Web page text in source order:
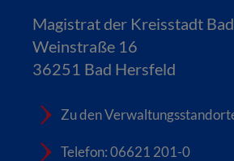
Magistrat der Kreisstadt
Weinstraße 16
36251 Bad Hersfeld
Zu den
Telefon: 06621 201-0